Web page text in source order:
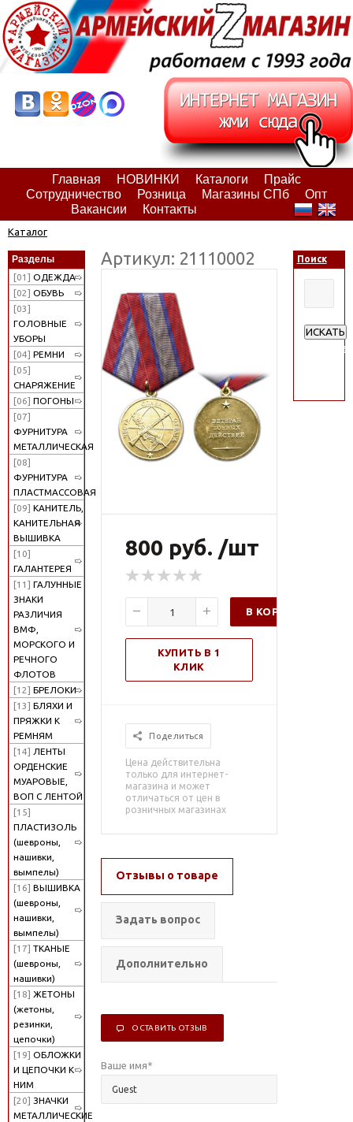
Главная НОВИНКИ Каталоги
Прайс
Сотрудничество
Розница Магазины СПб
Опт
Вакансии
Контакты
Каталог
Разделы
[01] ОДЕЖДА
[02] ОБУВЬ
[03]
ГОЛОВНЫЕ
УБОРЫ
[04] РЕМНИ
[05]
СНАРЯЖЕНИЕ
[06] ПОГОНЫ
[07]
ФУРНИТУРА
МЕТАЛЛИЧЕСКАЯ
[08]
ФУРНИТУРА
ПЛАСТМАССОВАЯ
[09] КАНИТЕЛЬ,
КАНИТЕЛЬНАЯ
ВЫШИВКА
[10]
ГАЛАНТЕРЕЯ
[11] ГАЛУННЫЕ
ЗНАКИ
РАЗЛИЧИЯ
ВМФ,
МОРСКОГО И
РЕЧНОГО
ФЛОТОВ
[12] БРЕЛОКИ
[13] БЛЯХИ И
ПРЯЖКИ К
РЕМНЯМ
[14] ЛЕНТЫ
ОРДЕНСКИЕ
МУАРОВЫЕ,
ВОП С ЛЕНТОЙ
[15]
ПЛАСТИЗОЛЬ
(шевроны,
нашивки,
вымпелы)
[16] ВЫШИВКА
(шевроны,
нашивки,
вымпелы)
[17] ТКАНЫЕ
(шевроны,
нашивки)
[18] ЖЕТОНЫ
(жетоны,
резинки,
цепочки)
[19] ОБЛОЖКИ
И ЦЕПОЧКИ К
НИМ
[20] ЗНАЧКИ
МЕТАЛЛИЧЕСКИЕ
Артикул: 21110002
800 руб. /шт
В КОРЗИНУ
КУПИТЬ В 1
КЛИК
Поделиться
Цена действительна
только для интернет-
магазина и может
отличаться от цен в
розничных магазинах
Отзывы о товаре
Задать вопрос
Дополнительно
ОСТАВИТЬ ОТЗЫВ
Ваше имя*
Поиск
ИСКАТЬ